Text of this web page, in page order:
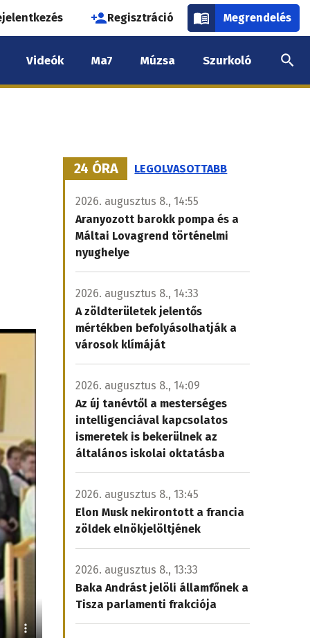
Regisztráció Megrendelés
Videók Ma7 Múzsa Szurkoló
24 ÓRA LEGOLVASOTTABB
2026. augusztus 8., 14:55
Aranyozott barokk pompa és a
Máltai Lovagrend történelmi
nyughelye
2026. augusztus 8., 14:33
A zöldterületek jelentős
mértékben befolyásolhatják a
városok klímáját
2026. augusztus 8., 14:09
Az új tanévtől a mesterséges
intelligenciával kapcsolatos
ismeretek is bekerülnek az
általános iskolai oktatásba
2026. augusztus 8., 13:45
Elon Musk nekirontott a francia
zöldek elnökjelöltjének
2026. augusztus 8., 13:33
Baka Andrást jelöli államfőnek a
Tisza parlamenti frakciója